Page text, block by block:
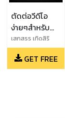
ตัดต่อวีดีโอ
ง่ายๆสำหรับ
Youtube ด้วย
Sony Vegas
Pro
เสกสรร เทิดสิริ
ภัทร
GET FREE